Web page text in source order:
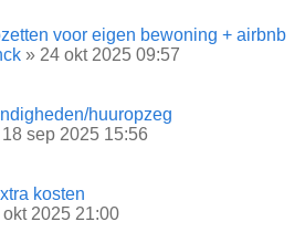
voor eigen bewoning + airbnb
» 24 okt 2025 09:57
huuropzeg
18 sep 2025 15:56
kosten
okt 2025 21:00